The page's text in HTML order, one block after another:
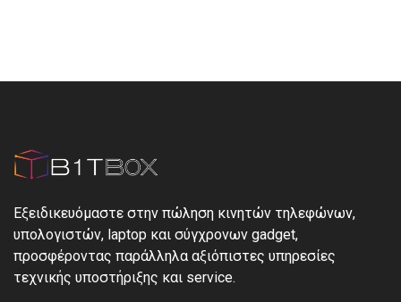
Εξειδικευόμαστε στην πώληση κινητών τηλεφώνων,
υπολογιστών, laptop και σύγχρονων gadget,
προσφέροντας παράλληλα αξιόπιστες υπηρεσίες
τεχνικής υποστήριξης και service.